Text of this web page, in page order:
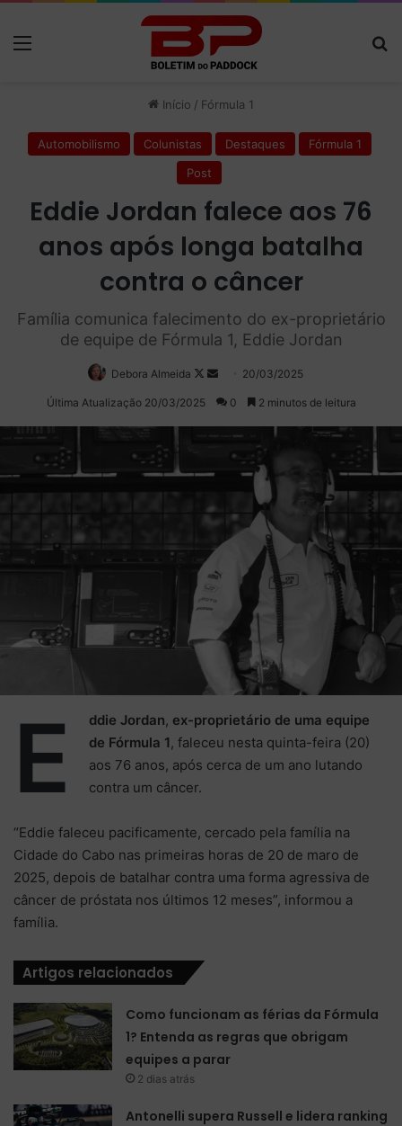
Início / Fórmula 1
Automobilismo Colunistas Destaques
Fórmula 1
Post
Eddie Jordan falece aos 76
anos após longa batalha
contra o câncer
Família comunica falecimento do ex-proprietário
de equipe de Fórmula 1, Eddie Jordan
Debora Almeida
Follow
on
Mande
um
mail
20/03/2025
Última Atualização 20/03/2025 0 2 minutos de leitura
E ddie Jordan, ex-proprietário de uma equipe
de Fórmula 1, faleceu nesta quinta-feira (20)
aos 76 anos, após cerca de um ano lutando
contra um câncer.
“Eddie faleceu pacificamente, cercado pela família na
Cidade do Cabo nas primeiras horas de 20 de maro de
2025, depois de batalhar contra uma forma agressiva de
câncer de próstata nos últimos 12 meses”, informou a
família.
Artigos relacionados
Como funcionam as férias da Fórmula
1? Entenda as regras que obrigam
equipes a parar
2 dias atrás
Antonelli supera Russell e lidera ranking